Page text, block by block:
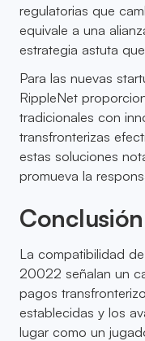
regulatorias que
equivale a una
estrategia astuta
Para las nuevas
RippleNet
tradicionales con
transfronterizas
estas soluciones
promueva la
Conclusión
La compatibilidad
20022 señalan un
pagos
establecidas y los
lugar como un